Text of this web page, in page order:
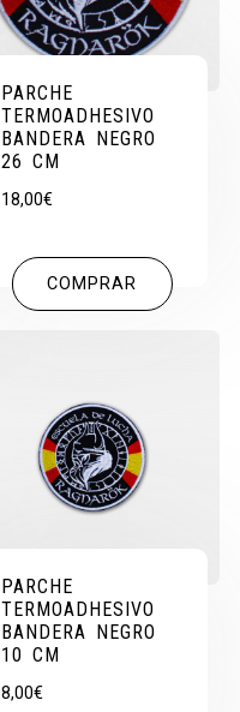
PARCHE
TERMOADHESIVO
BANDERA NEGRO
26 CM
18,00€
COMPRAR
PARCHE
TERMOADHESIVO
BANDERA NEGRO
10 CM
8,00€